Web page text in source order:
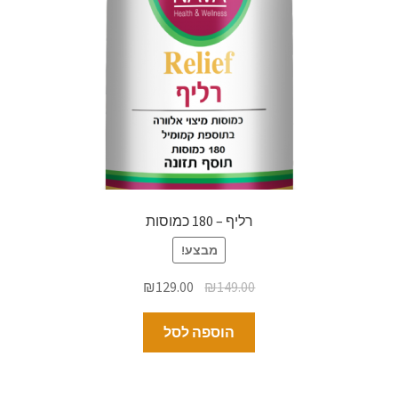
רליף – 180 כמוסות
מבצע!
₪149.00
₪129.00
הוספה לסל